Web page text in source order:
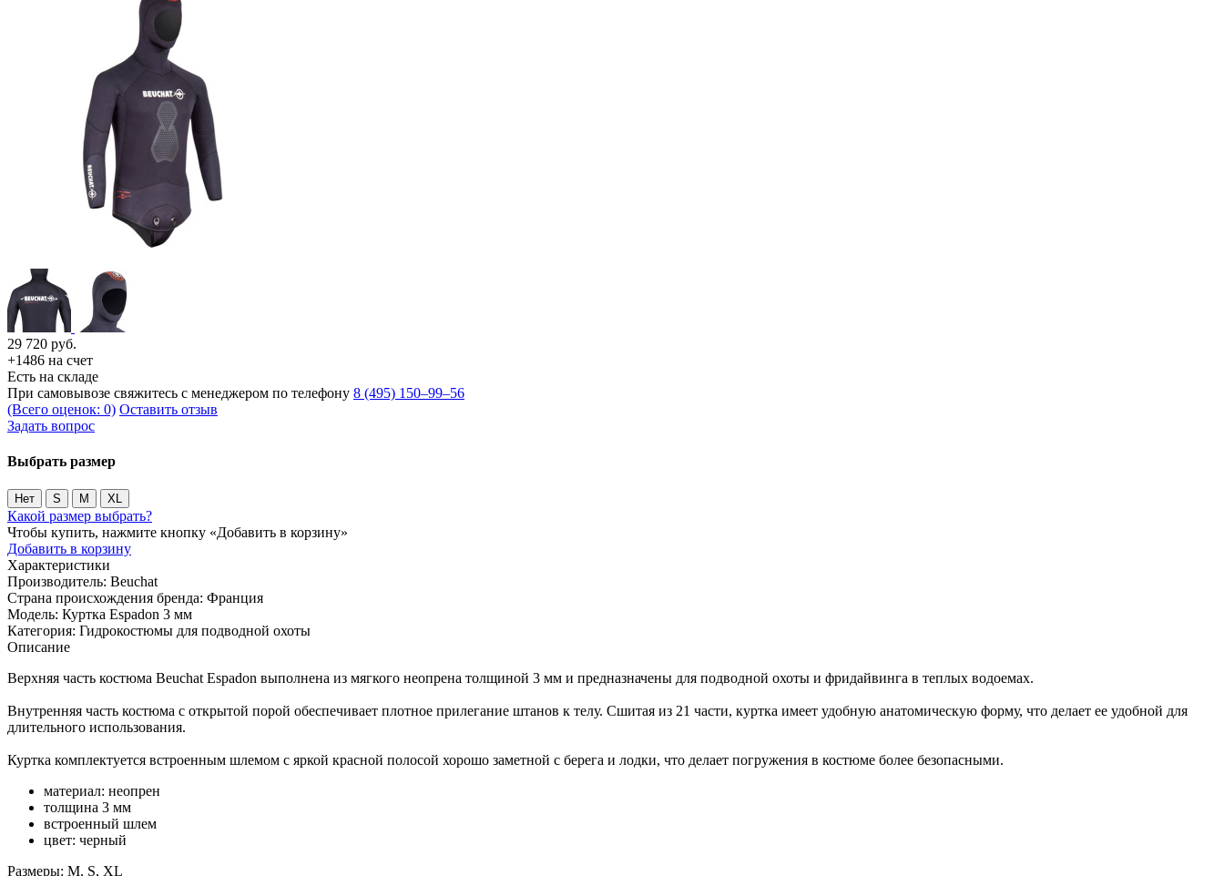
29 720 руб.
+1486 на счет
Есть на складе
При самовывозе свяжитесь с менеджером по телефону 8 (495) 150–99–56
(Всего оценок: 0) Оставить отзыв
Задать вопрос
Выбрать размер
Нет S M XL
Какой размер выбрать?
Чтобы купить, нажмите кнопку «Добавить в корзину»
Добавить в корзину
Характеристики
Производитель: Beuchat
Страна происхождения бренда: Франция
Модель: Куртка Espadon 3 мм
Категория: Гидрокостюмы для подводной охоты
Описание
Верхняя часть костюма Beuchat Espadon выполнена из мягкого неопрена толщиной 3 мм и предназначены для подводной охоты и фридайвинга в теплых водоемах.
Внутренняя часть костюма с открытой порой обеспечивает плотное прилегание штанов к телу. Сшитая из 21 части, куртка имеет удобную анатомическую форму, что делает ее удобной для
длительного использования.
Куртка комплектуется встроенным шлемом с яркой красной полосой хорошо заметной с берега и лодки, что делает погружения в костюме более безопасными.
материал: неопрен
толщина 3 мм
встроенный шлем
цвет: черный
Размеры: М, S, XL